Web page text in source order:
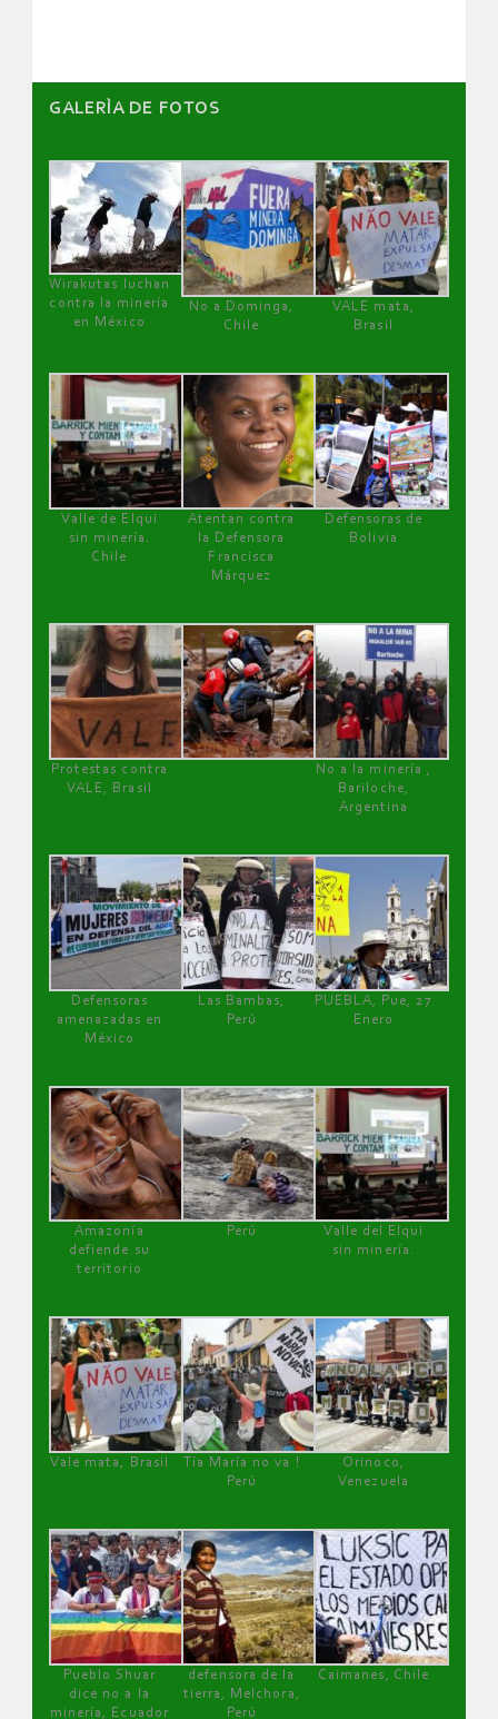
GALERÌA DE FOTOS
Wirakutas luchan
contra la minería
en México
No a Dominga,
Chile
VALE mata,
Brasil
Valle de Elqui
sin minería.
Chile
Atentan contra
la Defensora
Francisca
Márquez
Defensoras de
Bolivia
Protestas contra
VALE, Brasil
No a la minería ,
Bariloche,
Argentina
Defensoras
amenazadas en
México
Las Bambas,
Perú
PUEBLA, Pue, 27
Enero
Amazonía
defiende su
territorio
Perú
Valle del Elqui
sin minería.
Vale mata, Brasil
Tía María no va !
Perú
Orinoco,
Venezuela
Pueblo Shuar
dice no a la
minería, Ecuador
defensora de la
tierra, Melchora,
Perú
Caimanes, Chile